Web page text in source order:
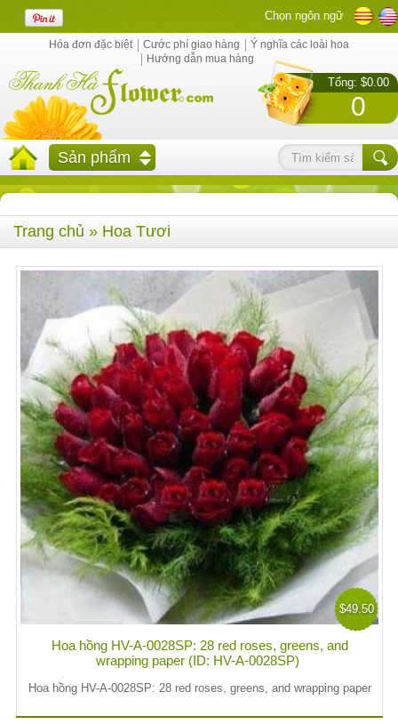
Chọn ngôn ngữ
Tổng: $0.00
0
Hóa đơn đặc biệt Cước phí giao hàng
Ý nghĩa các loài hoa
Hướng dẫn mua hàng
Sản phẩm
Trang chủ » Hoa Tươi
$49.50
Hoa hồng HV-A-0028SP: 28 red roses, greens, and
wrapping paper (ID: HV-A-0028SP)
Hoa hồng HV-A-0028SP: 28 red roses, greens, and wrapping paper